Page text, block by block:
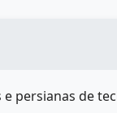
persianas de